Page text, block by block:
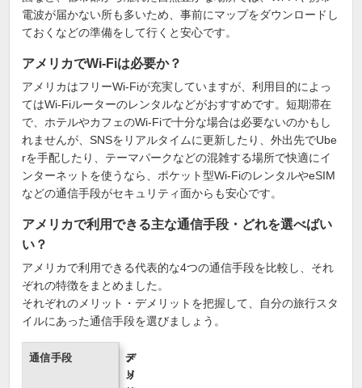
電波が届かない所も多いため、事前にマップをダウンロードし
ておくなどの準備をして行くと安心です。
アメリカでWi-Fiは必要か？
アメリカはフリーWi-Fiが充実していますが、利用目的によっ
てはWi-Fiルーターのレンタルなどがおすすめです。短期滞在
で、ホテルやカフェのWi-Fiで十分な場合は必要ないのかもし
れませんが、SNSをリアルタイムに更新したり、外出先でUbe
rを手配したり、テーマパークなどの混雑する場所で快適にイ
ンターネットを使うなら、ポケット型Wi-FiのレンタルやeSIM
などの通信手段がセキュリティ面からも安心です。
アメリカで利用できる主な通信手段・どれを選べばい
い？
アメリカで利用できる代表的な4つの通信手段を比較し、それ
ぞれの特徴をまとめました。
それぞれのメリット・デメリットを把握して、自分の旅行スタ
イルにあった通信手段を選びましょう。
通信手段
メ
リ
デ
メ